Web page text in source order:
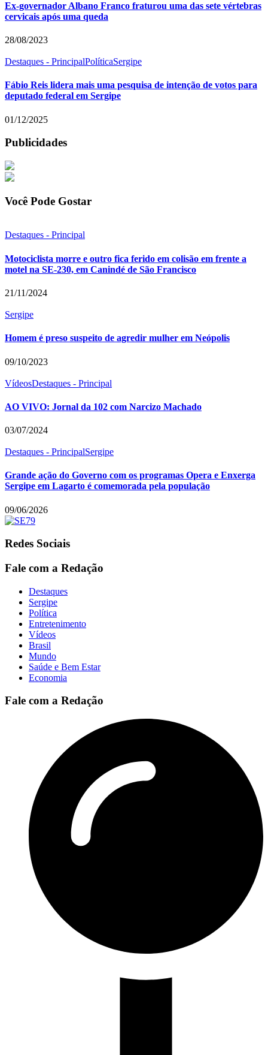
Ex-governador Albano Franco fraturou uma das sete vértebras
cervicais após uma queda
28/08/2023
Destaques - PrincipalPolíticaSergipe
Fábio Reis lidera mais uma pesquisa de intenção de votos para
deputado federal em Sergipe
01/12/2025
Publicidades
Você Pode Gostar
Destaques - Principal
Motociclista morre e outro fica ferido em colisão em frente a
motel na SE-230, em Canindé de São Francisco
21/11/2024
Sergipe
Homem é preso suspeito de agredir mulher em Neópolis
09/10/2023
VídeosDestaques - Principal
AO VIVO: Jornal da 102 com Narcizo Machado
03/07/2024
Destaques - PrincipalSergipe
Grande ação do Governo com os programas Opera e Enxerga
Sergipe em Lagarto é comemorada pela população
09/06/2026
Redes Sociais
Fale com a Redação
Destaques
Sergipe
Política
Entretenimento
Vídeos
Brasil
Mundo
Saúde e Bem Estar
Economia
Fale com a Redação